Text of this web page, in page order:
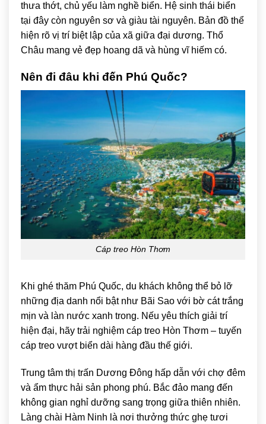
thưa thớt, chủ yếu làm nghề biển. Hệ sinh thái biển
tại đây còn nguyên sơ và giàu tài nguyên. Bản đồ thể
hiện rõ vị trí biệt lập của xã giữa đại dương. Thổ
Châu mang vẻ đẹp hoang dã và hùng vĩ hiếm có.
Nên đi đâu khi đến Phú Quốc?
Cáp treo Hòn Thơm
Khi ghé thăm Phú Quốc, du khách không thể bỏ lỡ
những địa danh nổi bật như Bãi Sao với bờ cát trắng
mịn và làn nước xanh trong. Nếu yêu thích giải trí
hiện đại, hãy trải nghiệm cáp treo Hòn Thơm – tuyến
cáp treo vượt biển dài hàng đầu thế giới.
Trung tâm thị trấn Dương Đông hấp dẫn với chợ đêm
và ẩm thực hải sản phong phú. Bắc đảo mang đến
không gian nghỉ dưỡng sang trọng giữa thiên nhiên.
Làng chài Hàm Ninh là nơi thưởng thức ghẹ tươi